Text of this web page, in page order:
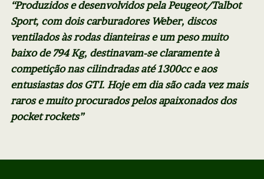
“Produzidos e desenvolvidos pela Peugeot/Talbot
Sport, com dois carburadores Weber, discos
ventilados às rodas dianteiras e um peso muito
baixo de 794 Kg, destinavam-se claramente à
competição nas cilindradas até 1300cc e aos
entusiastas dos GTI. Hoje em dia são cada vez mais
raros e muito procurados pelos apaixonados dos
pocket rockets”